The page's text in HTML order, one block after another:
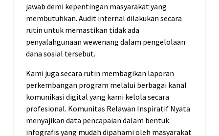
jawab demi kepentingan masyarakat yang
membutuhkan. Audit internal dilakukan secara
rutin untuk memastikan tidak ada
penyalahgunaan wewenang dalam pengelolaan
dana sosial tersebut.
Kami juga secara rutin membagikan laporan
perkembangan program melalui berbagai kanal
komunikasi digital yang kami kelola secara
profesional. Komunitas Relawan Inspiratif Nyata
menyajikan data pencapaian dalam bentuk
infografis yang mudah dipahami oleh masyarakat